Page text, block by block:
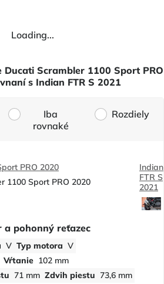
Loading...
Ducati Scrambler 1100 Sport PRO
s Indian FTR S 2021
Iba
rovnaké
Rozdiely
PRO 2020
Indian
FTR S
2021
a pohonný reťazec
V Typ motora V
Vŕtanie 102 mm
71 mm Zdvih piestu 73,6 mm